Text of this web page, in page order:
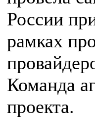
России
рамках
Команда
проекта.